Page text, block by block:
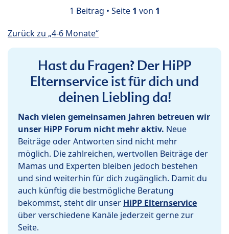
1 Beitrag • Seite 1 von 1
Zurück zu „4-6 Monate“
Hast du Fragen? Der HiPP
Elternservice ist für dich und
deinen Liebling da!
Nach vielen gemeinsamen Jahren betreuen wir
unser HiPP Forum nicht mehr aktiv. Neue
Beiträge oder Antworten sind nicht mehr
möglich. Die zahlreichen, wertvollen Beiträge der
Mamas und Experten bleiben jedoch bestehen
und sind weiterhin für dich zugänglich. Damit du
auch künftig die bestmögliche Beratung
bekommst, steht dir unser HiPP Elternservice
über verschiedene Kanäle jederzeit gerne zur
Seite.